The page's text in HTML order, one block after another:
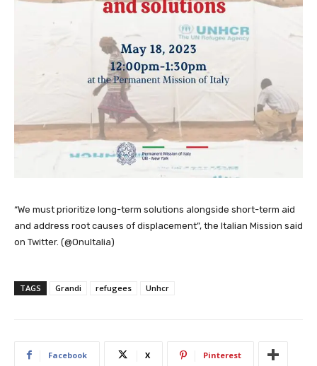
“We must prioritize long-term solutions alongside short-term aid
and address root causes of displacement”, the Italian Mission said
on Twitter. (@OnuItalia)
TAGS Grandi refugees Unhcr
Facebook X Pinterest